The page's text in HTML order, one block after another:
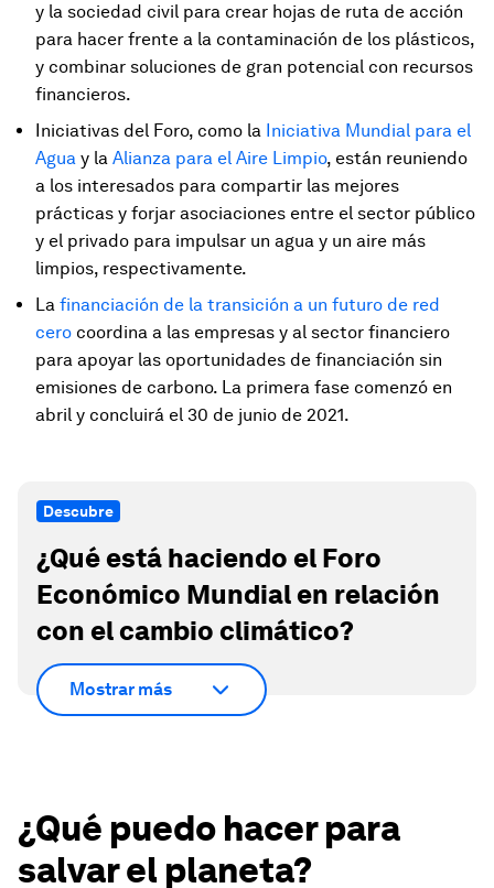
y la sociedad civil para crear hojas de ruta de acción
para hacer frente a la contaminación de los plásticos,
y combinar soluciones de gran potencial con recursos
financieros.
Iniciativas del Foro, como la Iniciativa Mundial para el
Agua y la Alianza para el Aire Limpio, están reuniendo
a los interesados para compartir las mejores
prácticas y forjar asociaciones entre el sector público
y el privado para impulsar un agua y un aire más
limpios, respectivamente.
La financiación de la transición a un futuro de red
cero coordina a las empresas y al sector financiero
para apoyar las oportunidades de financiación sin
emisiones de carbono. La primera fase comenzó en
abril y concluirá el 30 de junio de 2021.
Descubre
¿Qué está haciendo el Foro
Económico Mundial en relación
con el cambio climático?
Mostrar más
¿Qué puedo hacer para
salvar el planeta?